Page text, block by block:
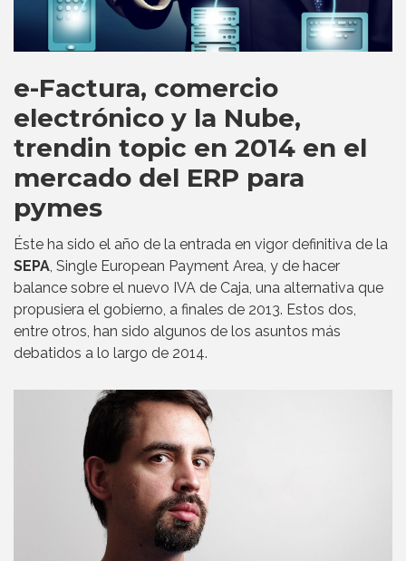
e-Factura, comercio
electrónico y la Nube,
trendin topic en 2014 en el
mercado del ERP para
pymes
Éste ha sido el año de la entrada en vigor definitiva de la
SEPA, Single European Payment Area, y de hacer
balance sobre el nuevo IVA de Caja, una alternativa que
propusiera el gobierno, a finales de 2013. Estos dos,
entre otros, han sido algunos de los asuntos más
debatidos a lo largo de 2014.